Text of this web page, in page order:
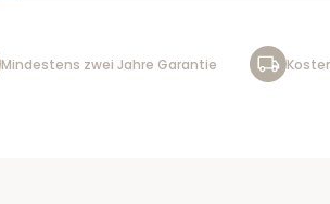
Mindestens zwei Jahre Garantie